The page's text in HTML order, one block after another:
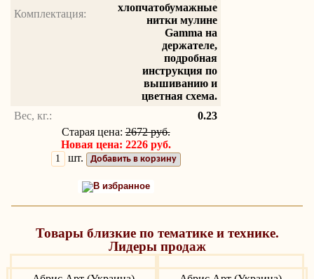
Комплектация:
хлопчатобумажные
нитки мулине
Gamma на
держателе,
подробная
инструкция по
вышиванию и
цветная схема.
Вес, кг.:
0.23
Старая цена:2672 руб.
Новая цена: 2226 руб.
шт.
Добавить в корзину
В избранное
Товары близкие по тематике и технике.
Лидеры продаж